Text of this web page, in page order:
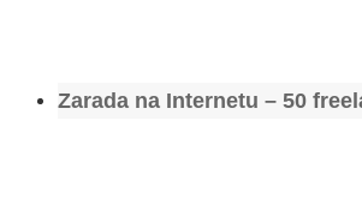
Zarada na Internetu – 50